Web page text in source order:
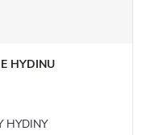
HYDINU
HYDINY